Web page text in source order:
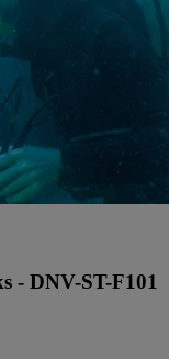
- DNV-ST-F101